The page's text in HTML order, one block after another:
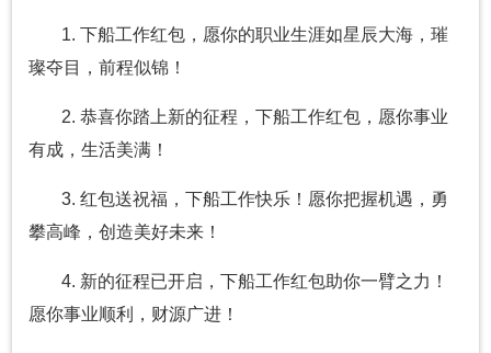
1. 下船工作红包，愿你的职业生涯如星辰大海，璀
璨夺目，前程似锦！
2. 恭喜你踏上新的征程，下船工作红包，愿你事业
有成，生活美满！
3. 红包送祝福，下船工作快乐！愿你把握机遇，勇
攀高峰，创造美好未来！
4. 新的征程已开启，下船工作红包助你一臂之力！
愿你事业顺利，财源广进！